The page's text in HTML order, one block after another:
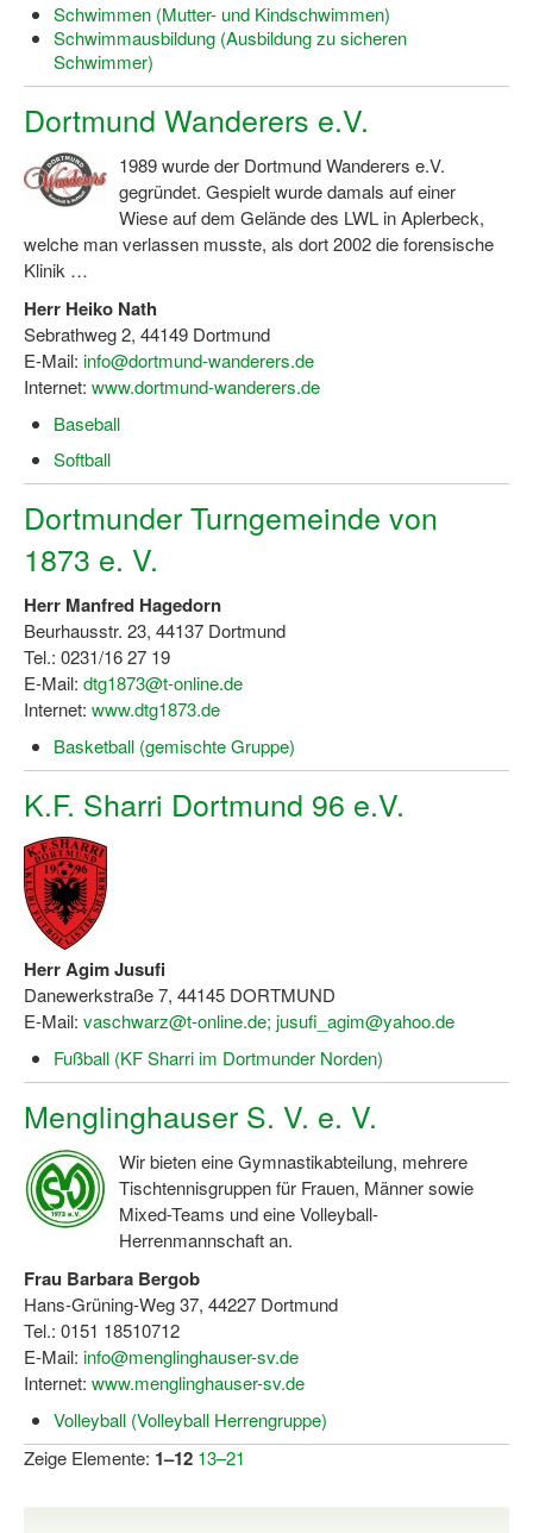
Schwimmen (Mutter- und Kindschwimmen)
Schwimmausbildung (Ausbildung zu sicheren
Schwimmer)
Dortmund Wanderers e.V.
1989 wurde der Dortmund Wanderers e.V.
gegründet. Gespielt wurde damals auf einer
Wiese auf dem Gelände des LWL in Aplerbeck,
welche man verlassen musste, als dort 2002 die forensische
Klinik …
Herr Heiko Nath
Sebrathweg 2, 44149 Dortmund
E-Mail: info@dortmund-wanderers.de
Internet: www.dortmund-wanderers.de
Baseball
Softball
Dortmunder Turngemeinde von
1873 e. V.
Herr Manfred Hagedorn
Beurhausstr. 23, 44137 Dortmund
Tel.: 0231/16 27 19
E-Mail: dtg1873@t-online.de
Internet: www.dtg1873.de
Basketball (gemischte Gruppe)
K.F. Sharri Dortmund 96 e.V.
Herr Agim Jusufi
Danewerkstraße 7, 44145 DORTMUND
E-Mail: vaschwarz@t-online.de; jusufi_agim@yahoo.de
Fußball (KF Sharri im Dortmunder Norden)
Menglinghauser S. V. e. V.
Wir bieten eine Gymnastikabteilung, mehrere
Tischtennisgruppen für Frauen, Männer sowie
Mixed-Teams und eine Volleyball-
Herrenmannschaft an.
Frau Barbara Bergob
Hans-Grüning-Weg 37, 44227 Dortmund
Tel.: 0151 18510712
E-Mail: info@menglinghauser-sv.de
Internet: www.menglinghauser-sv.de
Volleyball (Volleyball Herrengruppe)
Zeige Elemente: 1–12 13–21